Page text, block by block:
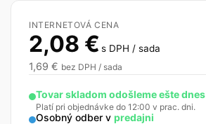
INTERNETOVÁ CENA
2,08 € s DPH / sada
1,69 € bez DPH / sada
Tovar skladom odošleme ešte dnes
Platí pri objednávke do 12:00 v prac. dni.
Osobný odber v predajni